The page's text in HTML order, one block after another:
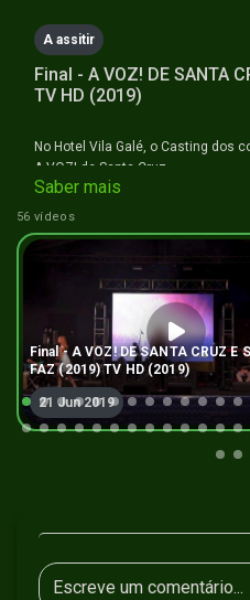
A assitir
Final - A VOZ! DE SANTA
TV HD (2019)
No Hotel Vila Galé, o Casting dos
A VOZ! de Santa Cruz
Saber mais
56 vídeos
Final - A VOZ! DE SANTA CRUZ E
FAZ (2019) TV HD (2019)
21 Jun 2019